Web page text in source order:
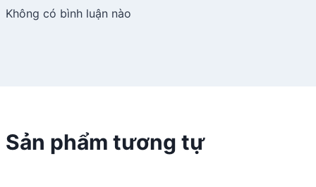
Không có bình luận nào
Sản phẩm tương tự